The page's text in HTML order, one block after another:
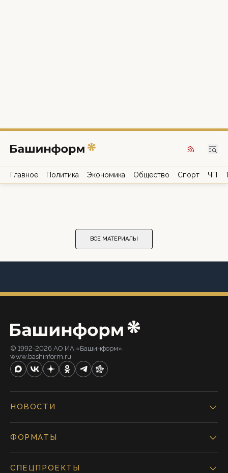
Главное Политика Экономика Общество Спорт ЧП
ВСЕ МАТЕРИАЛЫ
© 1992-2026 АО ИА «Башинформ».
www.bashinform.ru
НОВОСТИ
ФОРМАТЫ
СПЕЦПРОЕКТЫ